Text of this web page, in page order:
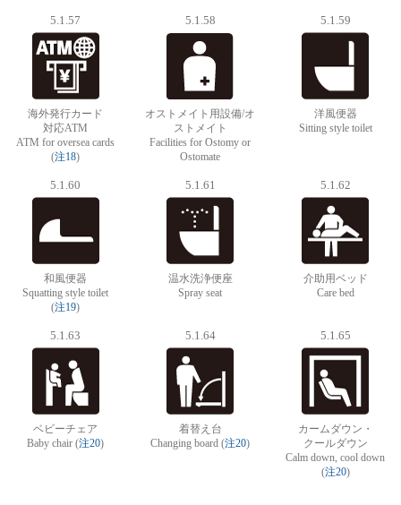
5.1.57
海外発行カード
対応ATM
ATM for oversea cards
(注18)
5.1.58
オストメイト用設備/オ
ストメイト
Facilities for Ostomy or
Ostomate
5.1.59
洋風便器
Sitting style toilet
5.1.60
和風便器
Squatting style toilet
(注19)
5.1.61
温水洗浄便座
Spray seat
5.1.62
介助用ベッド
Care bed
5.1.63
ベビーチェア
Baby chair (注20)
5.1.64
着替え台
Changing board (注20)
5.1.65
カームダウン・
クールダウン
Calm down, cool down
(注20)